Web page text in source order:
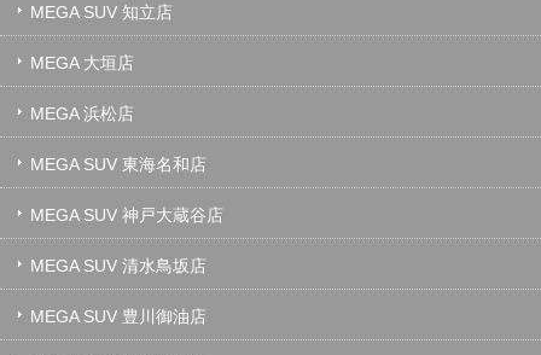
MEGA SUV 知立店
MEGA 大垣店
MEGA 浜松店
MEGA SUV 東海名和店
MEGA SUV 神戸大蔵谷店
MEGA SUV 清水鳥坂店
MEGA SUV 豊川御油店